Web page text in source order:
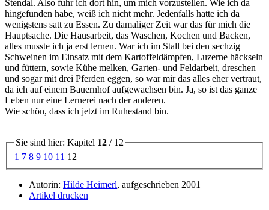
Stendal. Also fuhr ich dort hin, um mich vorzustellen. Wie ich da
hingefunden habe, weiß ich nicht mehr. Jedenfalls hatte ich da
wenigstens satt zu Essen. Zu damaliger Zeit war das für mich die
Hauptsache. Die Hausarbeit, das Waschen, Kochen und Backen,
alles musste ich ja erst lernen. War ich im Stall bei den sechzig
Schweinen im Einsatz mit dem Kartoffeldämpfen, Luzerne häckseln
und füttern, sowie Kühe melken, Garten- und Feldarbeit, dreschen
und sogar mit drei Pferden eggen, so war mir das alles eher vertraut,
da ich auf einem Bauernhof aufgewachsen bin. Ja, so ist das ganze
Leben nur eine Lernerei nach der anderen.
Wie schön, dass ich jetzt im Ruhestand bin.
Sie sind hier: Kapitel 12 / 12
1 7 8 9 10 11 12
Autorin: Hilde Heimerl, aufgeschrieben 2001
Artikel drucken